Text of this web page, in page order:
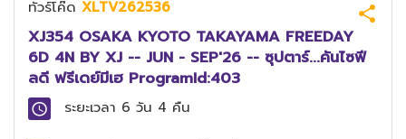
ทัวร์โค๊ด XLTV262536
XJ354 OSAKA KYOTO TAKAYAMA FREEDAY
6D 4N BY XJ -- JUN - SEP'26 -- ซุปตาร์...คันไซฟี
ลดี ฟรีเดย์มีเฮ ProgramId:403
ระยะเวลา 6 วัน 4 คืน